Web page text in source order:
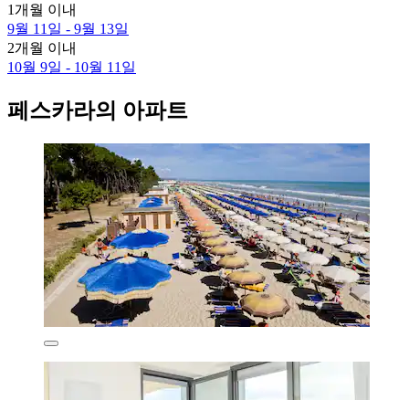
1개월 이내
9월 11일 - 9월 13일
2개월 이내
10월 9일 - 10월 11일
페스카라의 아파트